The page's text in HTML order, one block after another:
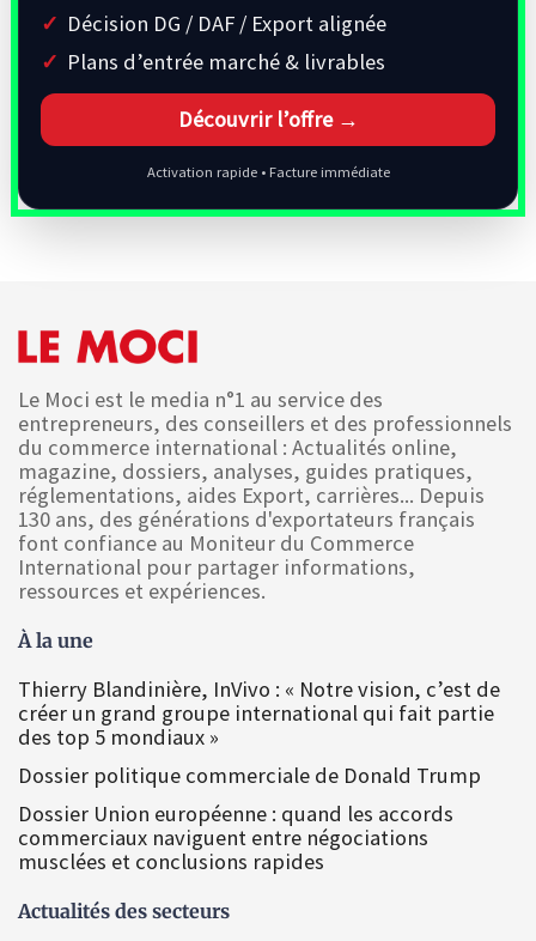
Décision DG / DAF / Export alignée
Plans d’entrée marché & livrables
Découvrir l’offre →
Activation rapide • Facture immédiate
Le Moci est le media n°1 au service des
entrepreneurs, des conseillers et des professionnels
du commerce international : Actualités online,
magazine, dossiers, analyses, guides pratiques,
réglementations, aides Export, carrières... Depuis
130 ans, des générations d'exportateurs français
font confiance au Moniteur du Commerce
International pour partager informations,
ressources et expériences.
À la une
Thierry Blandinière, InVivo : « Notre vision, c’est de
créer un grand groupe international qui fait partie
des top 5 mondiaux »
Dossier politique commerciale de Donald Trump
Dossier Union européenne : quand les accords
commerciaux naviguent entre négociations
musclées et conclusions rapides
Actualités des secteurs